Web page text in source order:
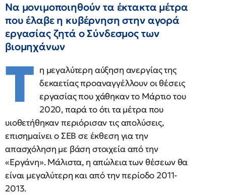
Να μονιμοποιηθούν τα έκτακτα μέτρα
που έλαβε η κυβέρνηση στην αγορά
εργασίας ζητά ο Σύνδεσμος των
βιομηχάνων
Τ η μεγαλύτερη αύξηση ανεργίας της
δεκαετίας προαναγγέλλουν οι θέσεις
εργασίας που χάθηκαν το Μάρτιο του
2020, παρά το ότι τα μέτρα που
υιοθετήθηκαν περιόρισαν τις απολύσεις,
επισημαίνει ο ΣΕΒ σε έκθεση για την
απασχόληση με βάση στοιχεία από την
«Εργάνη». Μάλιστα, η απώλεια των θέσεων θα
είναι μεγαλύτερη και από την περίοδο 2011-
2013.